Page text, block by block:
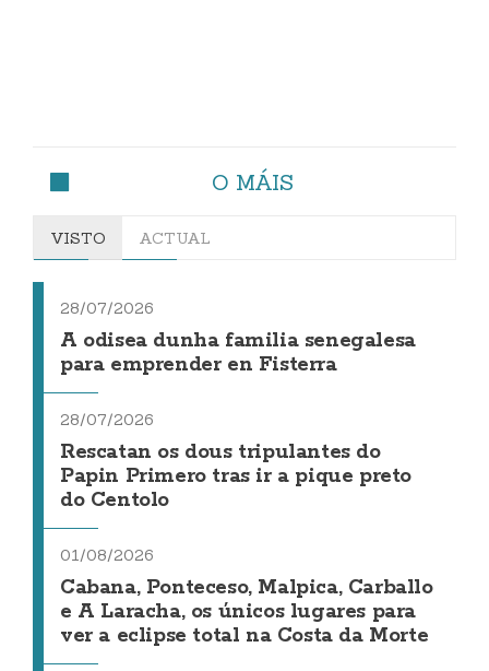
O MÁIS
VISTO ACTUAL
28/07/2026
A odisea dunha familia senegalesa
para emprender en Fisterra
28/07/2026
Rescatan os dous tripulantes do
Papin Primero tras ir a pique preto
do Centolo
01/08/2026
Cabana, Ponteceso, Malpica, Carballo
e A Laracha, os únicos lugares para
ver a eclipse total na Costa da Morte